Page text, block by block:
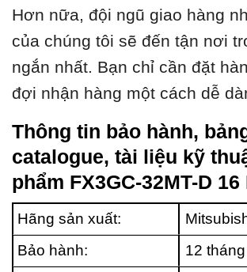
Hơn nữa, đội ngũ giao hàng
của chúng tôi sẽ đến tận nơi
ngắn nhất. Bạn chỉ cần đặt
đợi nhận hàng một cách dễ
Thông tin bảo hành,
catalogue, tài liệu kỹ
phẩm FX3GC-32MT-D 16
Hãng sản xuất:
Bảo hành:
12